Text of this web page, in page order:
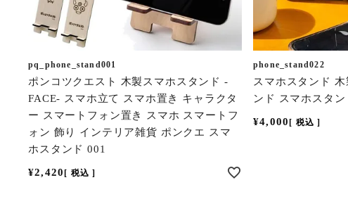
pq_phone_stand001
ポンコツクエスト 木製スマホスタンド -
FACE- スマホ立て スマホ置き キャラクタ
ー スマートフォン置き スマホ スマートフ
ォン 飾り インテリア雑貨 ポンクエ スマ
ホスタンド 001
¥2,420 税込
phone_stand022
スマホスタンド
ンド スマホスタン
¥4,000 税込